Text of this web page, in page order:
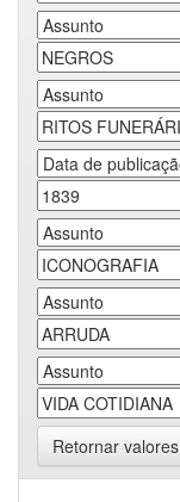
Retornar valores